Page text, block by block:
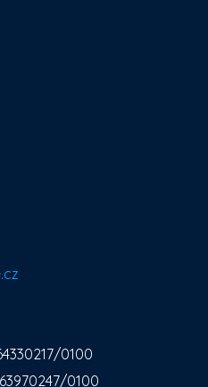
0100
0100